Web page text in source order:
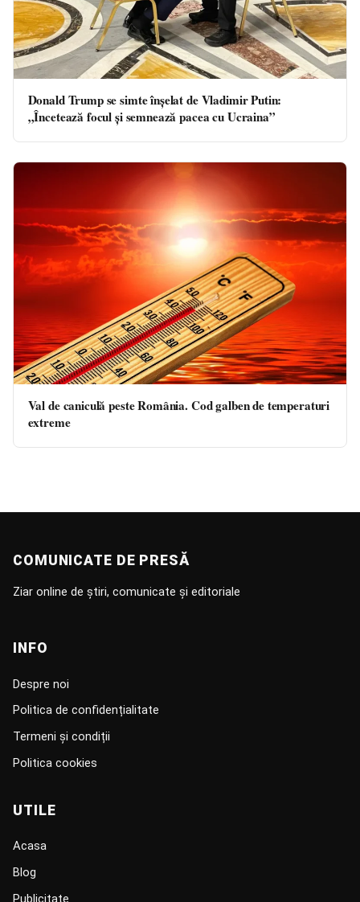
Donald Trump se simte înșelat de Vladimir Putin:
„Încetează focul şi semnează pacea cu Ucraina”
Val de caniculă peste România. Cod galben de temperaturi
extreme
COMUNICATE DE PRESĂ
Ziar online de știri, comunicate și editoriale
INFO
Despre noi
Politica de confidențialitate
Termeni și condiții
Politica cookies
UTILE
Acasa
Blog
Publicitate